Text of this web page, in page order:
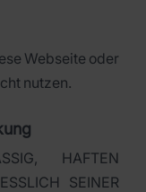
Webseite oder
nutzen.
HAFTEN
SEINER